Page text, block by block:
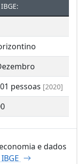
pessoas [2020]
e dados